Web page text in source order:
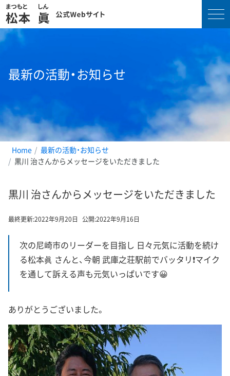
コ
ス
キ
ッ
最新の活動・お知らせ
Home
最新の活動・お知らせ
黒川 治さんからメッセージをいただきました
黒川 治さんからメッセージをいただきました
最終更新:2022年9月20日 公開:2022年9月16日
次の尼崎市のリーダーを目指し 日々元気に活動を続け
る松本眞 さんと、今朝 武庫之荘駅前でバッタリ❗マイク
を通して訴える声も元気いっぱいです😀
ありがとうございました。